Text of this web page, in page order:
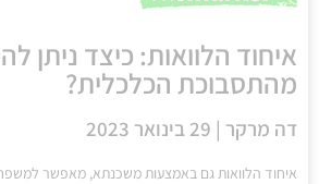
איחוד הלוואות: כיצד ניתן
מהתסבוכת הכלכלית?
דה מרקר | 29 בינואר 2023
איחוד הלוואות גם באמצעות משכנתא, מאפשר